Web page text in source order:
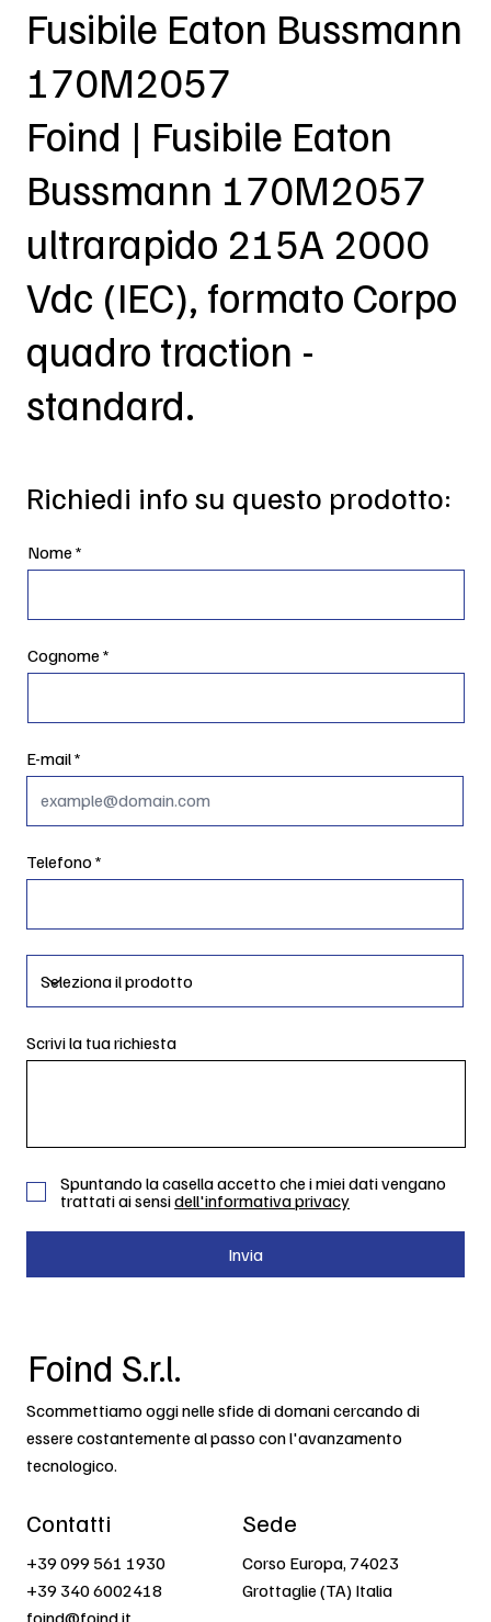
Fusibile Eaton Bussmann
170M2057
Foind | Fusibile Eaton
Bussmann 170M2057
ultrarapido 215A 2000
Vdc (IEC), formato Corpo
quadro traction -
standard.
Richiedi info su questo prodotto:
Nome
Cognome
E-mail
Telefono
Scrivi la tua richiesta
Spuntando la casella accetto che i miei dati vengano
trattati ai sensidell'informativa privacy
Invia
Foind S.r.l.
Scommettiamo oggi nelle sfide di domani cercando di
essere costantemente al passo con l'avanzamento
tecnologico.
Contatti
+39 099 561 1930
+39 340 6002418
foind@foind.it
Sede
Corso Europa, 74023
Grottaglie (TA) Italia